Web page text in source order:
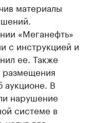
материалы
«Меганефть»
с инструкцией и
ее. Также
размещения
аукционе. В
нарушение
системе в